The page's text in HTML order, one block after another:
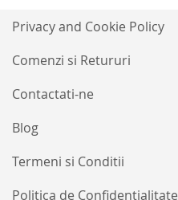
Termeni si Conditii
Politica de Confidentialitate
Privacy and Cookie Policy
Comenzi si Retururi
Contactati-ne
Blog
Buletinele
noastre
informative